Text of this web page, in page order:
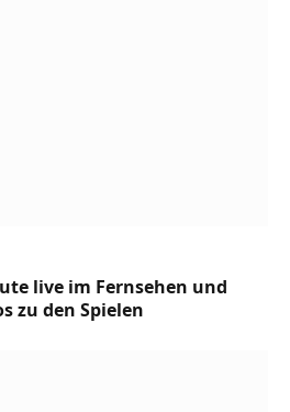
live im Fernsehen und
zu den Spielen